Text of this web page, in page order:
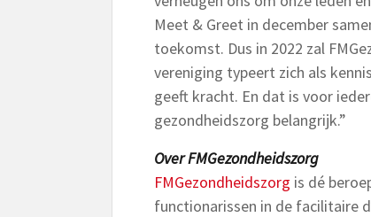
Meet & Greet in december
toekomst. Dus in 2022 zal
vereniging typeert zich als
geeft kracht. En dat is voor
gezondheidszorg belangrijk.”
Over FMGezondheidszorg
FMGezondheidszorg is dé
functionarissen in de facilitaire